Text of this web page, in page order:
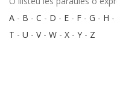
A - B - C - D - E - F - G - H -
T - U - V- W - X - Y - Z